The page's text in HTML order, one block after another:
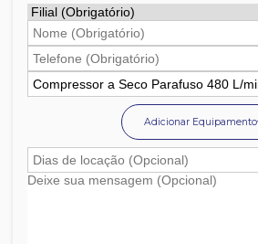
Adicionar Equipamento